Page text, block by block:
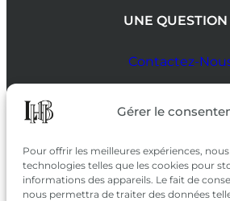
Gérer le
Pour offrir les meilleures expériences,
technologies telles que les cookies pour
informations des appareils. Le fait de
nous permettra de traiter des données
UNE QUESTION
Contactez-
SUIVEZ-NOUS
SUR LES RÉSEAUX